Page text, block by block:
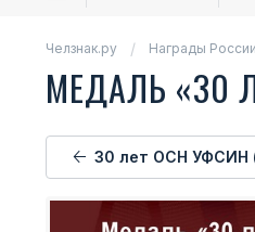
Челзнак.ру Награды России
МЕДАЛЬ «30
30 лет ОСН УФСИН